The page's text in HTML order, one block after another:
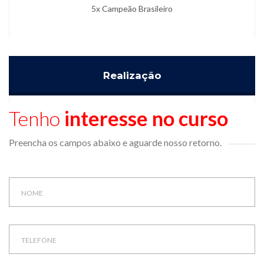
5x Campeão Brasileiro
Realização
Tenho interesse no curso
Preencha os campos abaixo e aguarde nosso retorno.